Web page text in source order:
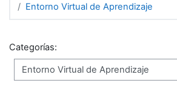
Entorno Virtual de Aprendizaje
Categorías: